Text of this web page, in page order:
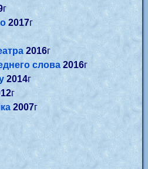
г
2017г
2016г
слова 2016г
2014г
г
2007г